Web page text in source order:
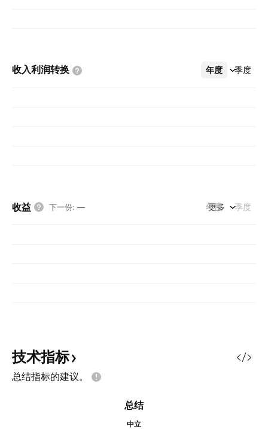
收入利润转换 年度 季度
更多
收益 下一份: — 年度 季度
更多
技术指标
总结指标的建议。
总结
中立